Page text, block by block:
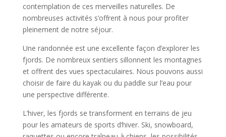
contemplation de ces merveilles naturelles. De
nombreuses activités s’offrent à nous pour profiter
pleinement de notre séjour.
Une randonnée est une excellente façon d’explorer les
fjords. De nombreux sentiers sillonnent les montagnes
et offrent des vues spectaculaires. Nous pouvons aussi
choisir de faire du kayak ou du paddle sur l’eau pour
une perspective différente.
L’hiver, les fjords se transforment en terrains de jeu
pour les amateurs de sports d’hiver. Ski, snowboard,